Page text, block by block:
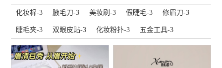
化妆棉-3 腋毛刀-3 美妆刷-3 假睫毛-3 修眉刀-3
睫毛夹-3 双眼皮贴-3 化妆粉扑-3 五金工具-3